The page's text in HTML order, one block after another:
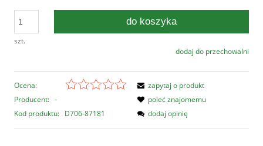
szt.
do koszyka
dodaj do przechowalni
Ocena:
Producent: -
Kod produktu: D706-87181
zapytaj o produkt
poleć znajomemu
dodaj opinię